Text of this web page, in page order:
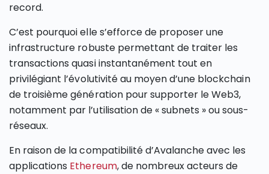
record.
C’est pourquoi elle s’efforce de proposer une
infrastructure robuste permettant de traiter les
transactions quasi instantanément tout en
privilégiant l’évolutivité au moyen d’une blockchain
de troisième génération pour supporter le Web3,
notamment par l’utilisation de « subnets » ou sous-
réseaux.
En raison de la compatibilité d’Avalanche avec les
applications Ethereum, de nombreux acteurs de